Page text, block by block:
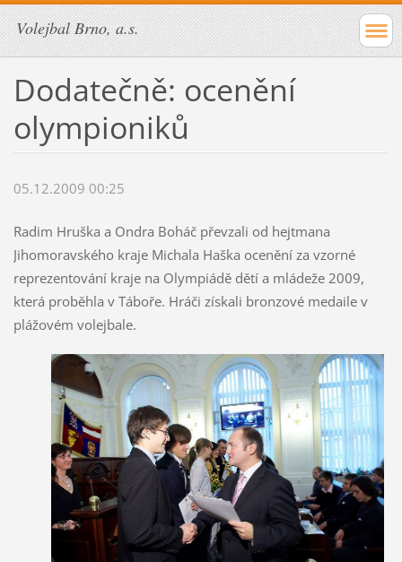
Volejbal Brno, a.s.
Dodatečně: ocenění
olympioniků
05.12.2009 00:25
Radim Hruška a Ondra Boháč převzali od hejtmana
Jihomoravského kraje Michala Haška ocenění za vzorné
reprezentování kraje na Olympiádě dětí a mládeže 2009,
která proběhla v Táboře. Hráči získali bronzové medaile v
plážovém volejbale.